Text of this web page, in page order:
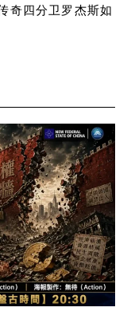
奇四分卫罗杰斯如